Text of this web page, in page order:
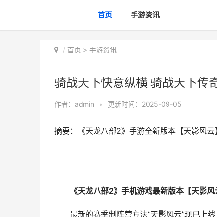
首页 手游资讯
首页 > 手游资讯
骑战天下快意纵横 骑战天下传
作者： admin • 更新时间：2025-09-05
摘要：《天龙八部2》手游全新版本【天影风
《天龙八部2》手机游戏最新版本【天影风
最新的赛季制阵营方法“天影风云”现已上线